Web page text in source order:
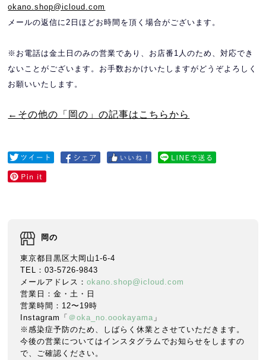
okano.shop@icloud.com
メールの返信に2日ほどお時間を頂く場合がございます。
※お電話は金土日のみの営業であり、お店番1人のため、対応でき
ないことがございます。 お手数おかけいたしますがどうぞよろしく
お願いいたします。
←その他の「岡の」の記事はこちらから
岡の
東京都目黒区大岡山1-6-4
TEL：03-5726-9843
メールアドレス：okano.shop@icloud.com
営業日：金・土・日
営業時間：12〜19時
Instagram「 ＠oka_no.oookayama 」
※感染症予防のため、しばらく休業とさせていただきます。
今後の営業についてはインスタグラムでお知らせをしますの
で、ご確認ください。